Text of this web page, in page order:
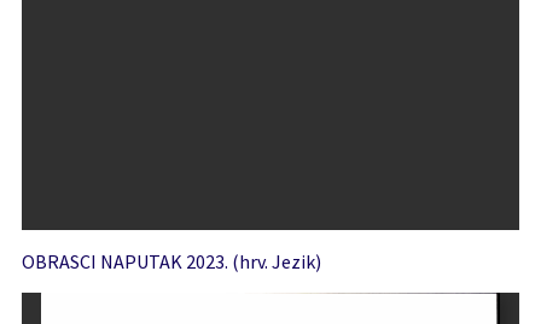
OBRASCI NAPUTAK 2023. (hrv. Jezik)